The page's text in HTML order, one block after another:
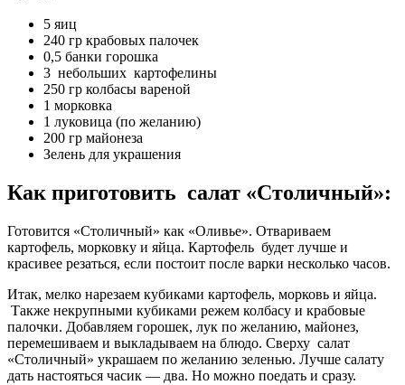
5 яиц
240 гр крабовых палочек
0,5 банки горошка
3 небольших картофелины
250 гр колбасы вареной
1 морковка
1 луковица (по желанию)
200 гр майонеза
Зелень для украшения
Как приготовить салат «Столичный»:
Готовится «Столичный» как «Оливье». Отвариваем
картофель, морковку и яйца. Картофель будет лучше и
красивее резаться, если постоит после варки несколько часов.
Итак, мелко нарезаем кубиками картофель, морковь и яйца.
Также некрупными кубиками режем колбасу и крабовые
палочки. Добавляем горошек, лук по желанию, майонез,
перемешиваем и выкладываем на блюдо. Сверху салат
«Столичный» украшаем по желанию зеленью. Лучше салату
дать настояться часик — два. Но можно поедать и сразу.